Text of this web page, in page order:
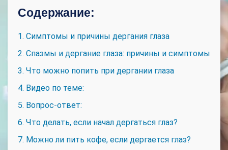
Содержание:
1. Симптомы и причины дергания глаза
2. Спазмы и дергание глаза: причины и симптомы
3. Что можно попить при дергании глаза
4. Видео по теме:
5. Вопрос-ответ:
6. Что делать, если начал дергаться глаз?
7. Можно ли пить кофе, если дергается глаз?